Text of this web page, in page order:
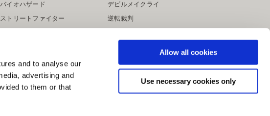
and to analyse our
advertising and
to them or that
Allow all cookies
Use necessary cookies only
バイオハザード
ストリートファイター
デビルメイクライ
逆転裁判